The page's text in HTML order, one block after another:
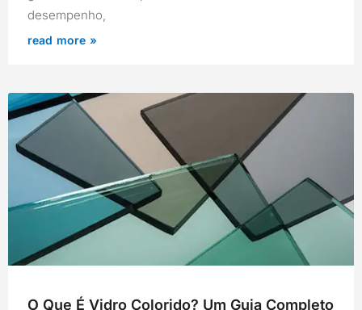
desempenho,
read more »
O Que É Vidro Colorido? Um Guia Completo